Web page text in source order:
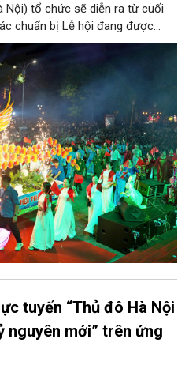
Nội) tổ chức sẽ diễn ra từ cuối
chuẩn bị Lễ hội đang được
các phòng, ban, ngành, đơn
triển khai, tạo khí thế sôi nổi,
và du khách một mùa Trung
sắc văn hóa xứ Đoài.
tuyến “Thủ đô Hà Nội
mới” trên ứng